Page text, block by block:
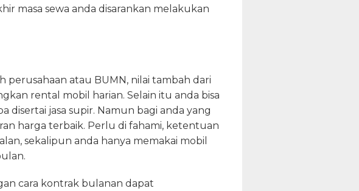
masa sewa anda disarankan melakukan
atau BUMN, nilai tambah dari
rental mobil harian. Selain itu anda bisa
jasa supir. Namun bagi anda yang
harga terbaik. Perlu di fahami, ketentuan
sekalipun anda hanya memakai mobil
cara kontrak bulanan dapat